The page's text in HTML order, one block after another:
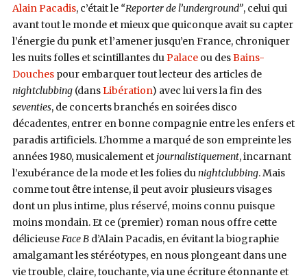
Alain Pacadis, c’était le “Reporter de l’underground”, celui qui
avant tout le monde et mieux que quiconque avait su capter
l’énergie du punk et l’amener jusqu’en France, chroniquer
les nuits folles et scintillantes duPalaceou desBains-
Douchespour embarquer tout lecteur des articles de
nightclubbing(dansLibération) avec lui vers la fin des
seventies, de concerts branchés en soirées disco
décadentes, entrer en bonne compagnie entre les enfers et
paradis artificiels. L’homme a marqué de son empreinte les
années 1980, musicalement et journalistiquement, incarnant
l’exubérance de la mode et les folies dunightclubbing. Mais
comme tout être intense, il peut avoir plusieurs visages
dont un plus intime, plus réservé, moins connu puisque
moins mondain. Et ce (premier) roman nous offre cette
délicieuseFace Bd’Alain Pacadis, en évitant la biographie
amalgamant les stéréotypes, en nous plongeant dans une
vie trouble, claire, touchante, via une écriture étonnante et